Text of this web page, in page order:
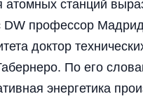
атомных станций
DW профессор
доктор
По его
энергетика